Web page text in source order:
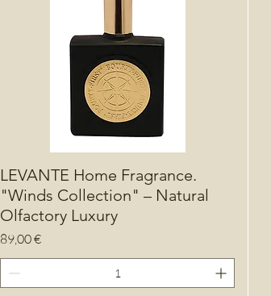
LEVANTE Home Fragrance.
"Winds Collection" – Natural
Olfactory Luxury
Precio
89,00 €